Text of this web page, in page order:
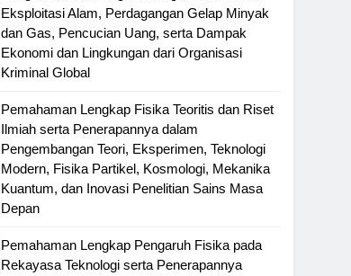
Eksploitasi Alam, Perdagangan Gelap Minyak
dan Gas, Pencucian Uang, serta Dampak
Ekonomi dan Lingkungan dari Organisasi
Kriminal Global
Pemahaman Lengkap Fisika Teoritis dan Riset
Ilmiah serta Penerapannya dalam
Pengembangan Teori, Eksperimen, Teknologi
Modern, Fisika Partikel, Kosmologi, Mekanika
Kuantum, dan Inovasi Penelitian Sains Masa
Depan
Pemahaman Lengkap Pengaruh Fisika pada
Rekayasa Teknologi serta Penerapannya